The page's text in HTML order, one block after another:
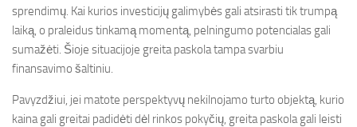
sprendimų. Kai kurios investicijų galimybės gali atsirasti tik trumpą
laiką, o praleidus tinkamą momentą, pelningumo potencialas gali
sumažėti. Šioje situacijoje greita paskola tampa svarbiu
finansavimo šaltiniu.
Pavyzdžiui, jei matote perspektyvų nekilnojamo turto objektą, kurio
kaina gali greitai padidėti dėl rinkos pokyčių, greita paskola gali leisti